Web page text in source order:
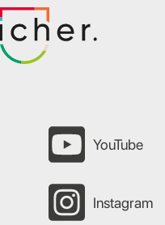
YouTube
Instagram